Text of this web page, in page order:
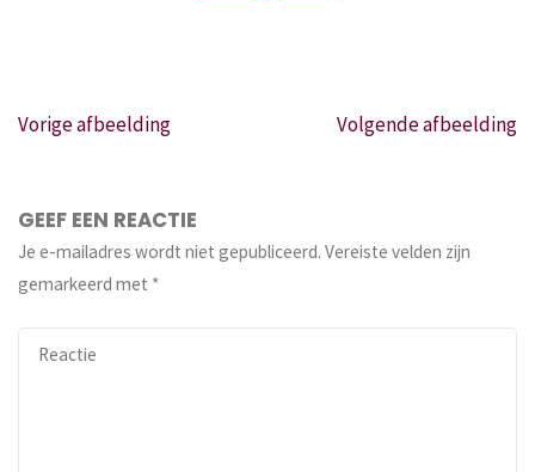
Vorige afbeelding Volgende afbeelding
GEEF EEN REACTIE
Je e-mailadres wordt niet gepubliceerd. Vereiste velden zijn
gemarkeerd met *